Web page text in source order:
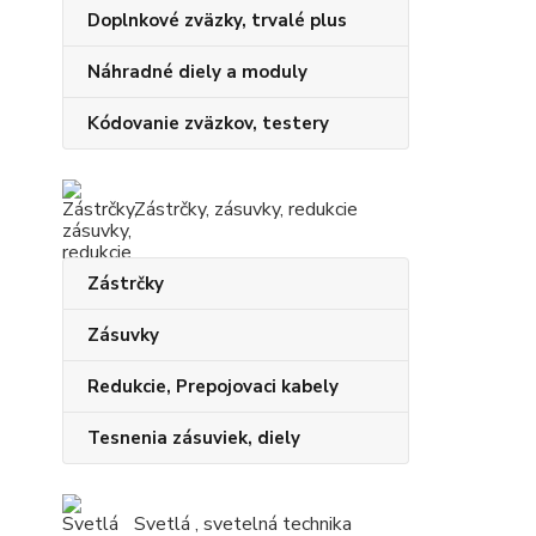
Doplnkové zväzky, trvalé plus
Náhradné diely a moduly
Kódovanie zväzkov, testery
Zástrčky, zásuvky, redukcie
Zástrčky
Zásuvky
Redukcie, Prepojovaci kabely
Tesnenia zásuviek, diely
Svetlá , svetelná technika